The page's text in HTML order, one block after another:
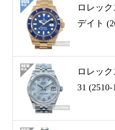
ロレッ
デイト
ロレッ
31 (2510-